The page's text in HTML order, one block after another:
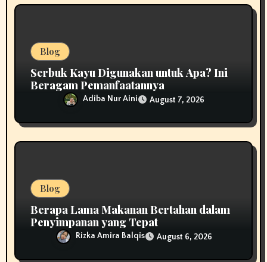
Blog
Serbuk Kayu Digunakan untuk Apa? Ini
Beragam Pemanfaatannya
Adiba Nur Aini August 7, 2026
Blog
Berapa Lama Makanan Bertahan dalam
Penyimpanan yang Tepat
Rizka Amira Balqis August 6, 2026